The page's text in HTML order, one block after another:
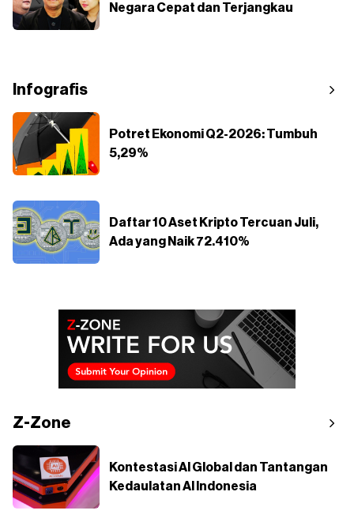
Negara Cepat dan Terjangkau
Infografis
Potret Ekonomi Q2-2026: Tumbuh
5,29%
Daftar 10 Aset Kripto Tercuan Juli,
Ada yang Naik 72.410%
Z-Zone
Kontestasi AI Global dan Tantangan
Kedaulatan AI Indonesia